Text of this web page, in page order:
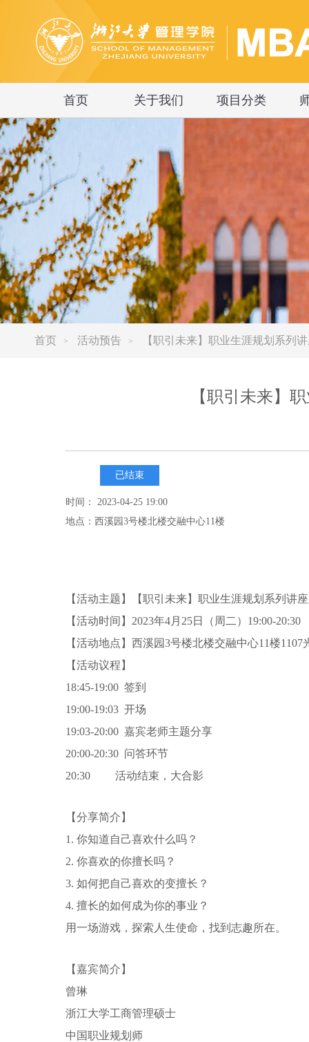
首页 关于我们 项目分类
首页 > 活动预告 > 【职引未来】职业生涯规划系列
【职引未来】
已结束
时间： 2023-04-25 19:00
地点：西溪园3号楼北楼交融中心11楼
【活动主题】【职引未来】职业生涯规划系列讲
【活动时间】2023年4月25日（周二）19:00-20:30
【活动地点】西溪园3号楼北楼交融中心11楼1107
【活动议程】
18:45-19:00 签到
19:00-19:03 开场
19:03-20:00 嘉宾老师主题分享
20:00-20:30 问答环节
20:30 活动结束，大合影
【分享简介】
1. 你知道自己喜欢什么吗？
2. 你喜欢的你擅长吗？
3. 如何把自己喜欢的变擅长？
4. 擅长的如何成为你的事业？
用一场游戏，探索人生使命，找到志趣所在。
【嘉宾简介】
曾琳
浙江大学工商管理硕士
中国职业规划师